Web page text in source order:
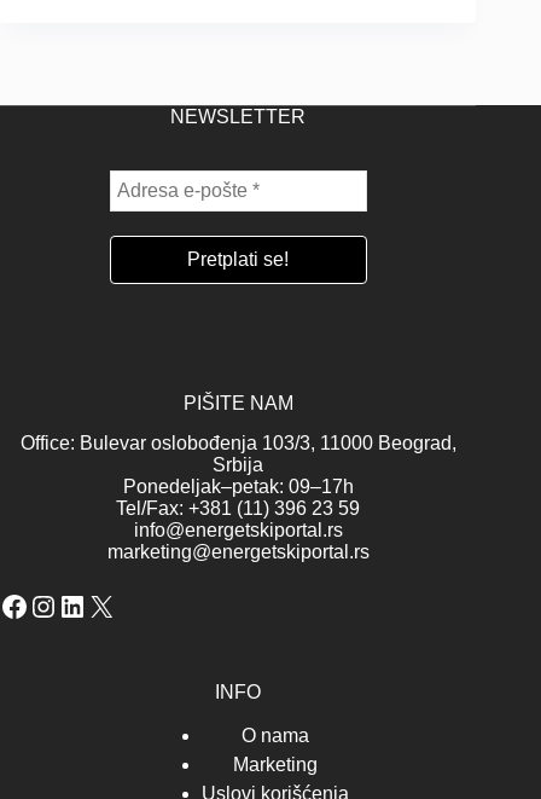
NEWSLETTER
PIŠITE NAM
Office: Bulevar oslobođenja 103/3, 11000 Beograd,
Srbija
Ponedeljak–petak: 09–17h
Tel/Fax: +381 (11) 396 23 59
info@energetskiportal.rs
marketing@energetskiportal.rs
Facebook
Instagram
LinkedIn
X
INFO
O nama
Marketing
Uslovi korišćenja